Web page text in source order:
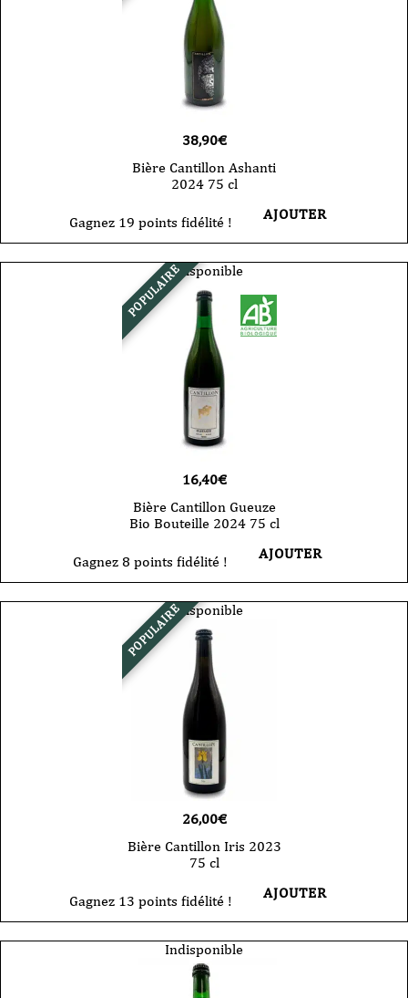
38,90€
Bière Cantillon Ashanti
2024 75 cl
Gagnez 19 points fidélité ! AJOUTER
POPULAIREIndisponible
16,40€
Bière Cantillon Gueuze
Bio Bouteille 2024 75 cl
Gagnez 8 points fidélité ! AJOUTER
POPULAIREIndisponible
26,00€
Bière Cantillon Iris 2023
75 cl
Gagnez 13 points fidélité ! AJOUTER
Indisponible